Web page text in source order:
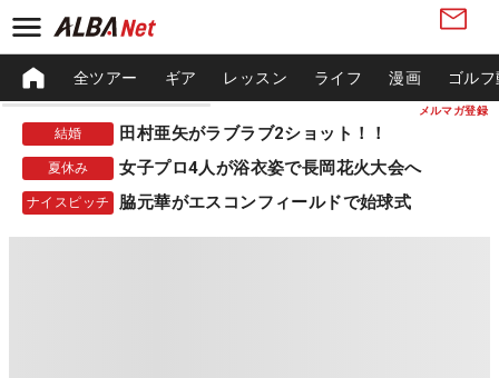
メルマガ登録
全ツアー ギア レッスン ライフ 漫画 ゴル
結婚 田村亜矢がラブラブ2ショット！！
夏休み 女子プロ4人が浴衣姿で長岡花火大会へ
ナイスピッチ 脇元華がエスコンフィールドで始球式